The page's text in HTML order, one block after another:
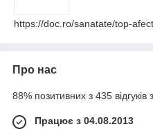
https://doc.ro/sanatate/top-
Про нас
88% позитивних з 435 відгуків
Працює з 04.08.2013